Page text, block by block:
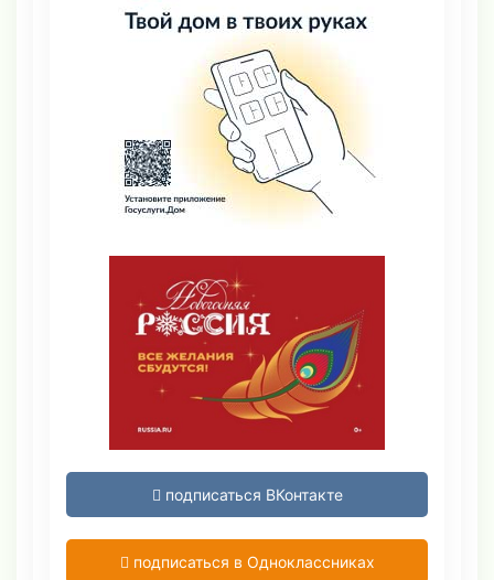
подписаться ВКонтакте
подписаться в Одноклассниках